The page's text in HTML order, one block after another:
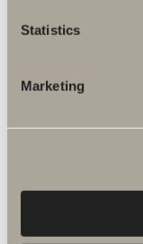
Statistics
Marketing
Du är